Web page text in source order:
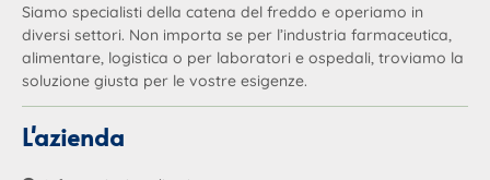
Siamo specialisti della catena del freddo e operiamo in
diversi settori. Non importa se per l’industria farmaceutica,
alimentare, logistica o per laboratori e ospedali, troviamo la
soluzione giusta per le vostre esigenze.
L'azienda